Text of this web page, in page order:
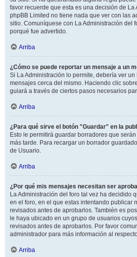
favor recuerde que esta es una decisión de La
phpBB Limited no tiene nada que ver con las
sitio. Comuníquese con La Administración del
porqué fue advertido.
Arriba
¿Cómo se puede reportar un mensaje a un
Si La Administración lo permite, debería ver
mensajes cerca del mismo. Haciendo clic
guiará a través de ciertos pasos necesarios
Arriba
¿Para qué sirve el botón "Guardar" en la
Esto le permitirá guardar borradores que
más tarde. Para recargar un borrador
de Usuario.
Arriba
¿Por qué mis mensajes necesitan ser
La Administración del foro tal vez ha decidido
en el foro, en el que estas intentando publicar
revisados antes de aprobarlos. También es
le haya ubicado en un grupo de usuarios
revisados antes de aprobarlos. Por favor
administrador para más información al
Arriba